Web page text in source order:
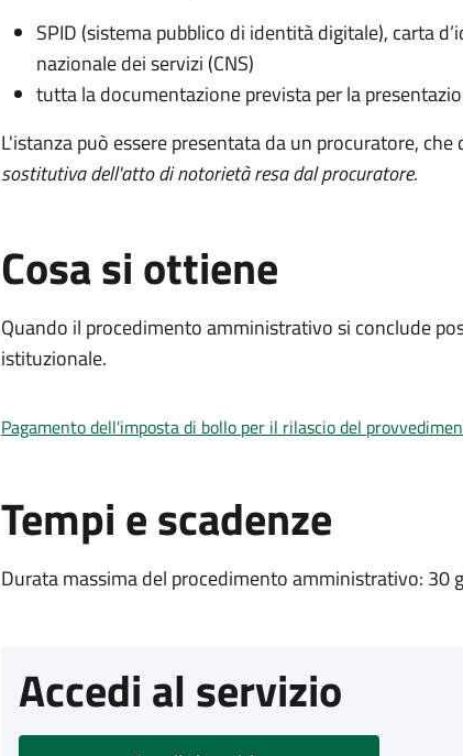
SPID (sistema pubblico di identità digitale), carta
nazionale dei servizi (CNS)
tutta la documentazione prevista per la
L'istanza può essere presentata da un procuratore,
sostitutiva dell'atto di notorietà resa dal procuratore.
Cosa si ottiene
Quando il procedimento amministrativo si conclude
istituzionale.
Pagamento dell'imposta di bollo per il rilascio del
Tempi e scadenze
Durata massima del procedimento amministrativo: 30
Accedi al servizio